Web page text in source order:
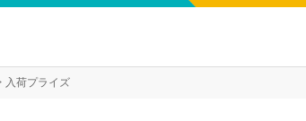
入荷プライズ